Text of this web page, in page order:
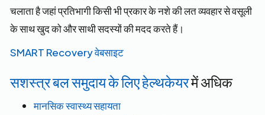
चलाता है जहां प्रतिभागी किसी भी प्रकार के नशे की लत व्यवहार से वसूली
के साथ खुद को और साथी सदस्यों की मदद करते हैं।
SMART Recovery वेबसाइट
सशस्त्र बल समुदाय के लिए हेल्थकेयरमें अधिक
मानसिक स्वास्थ्य सहायता